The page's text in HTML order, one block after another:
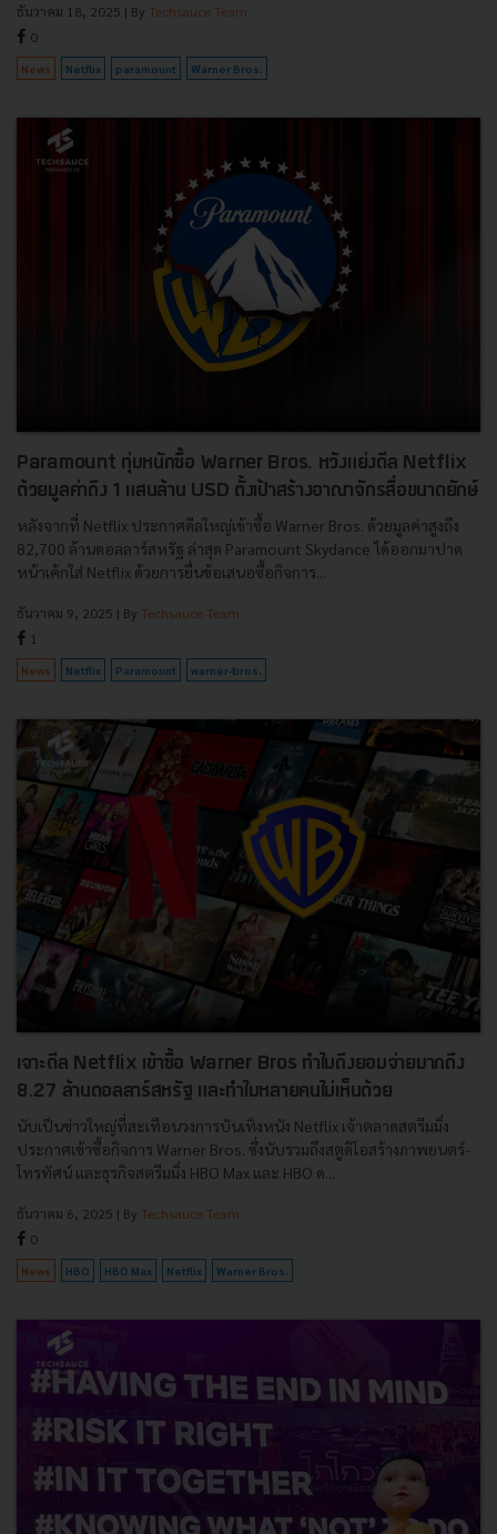
ธันวาคม 18, 2025 | By Techsauce Team
0
News Netflix paramount Warner Bros.
Paramount ทุ่มหนักซื้อ Warner Bros. หวังแย่งดีล Netflix
ด้วยมูลค่าถึง 1 แสนล้าน USD ตั้งเป้าสร้างอาณาจักรสื่อขนาดยักษ์
หลังจากที่ Netflix ประกาศดีลใหญ่เข้าซื้อ Warner Bros. ด้วยมูลค่าสูงถึง
82,700 ล้านดอลลาร์สหรัฐ ล่าสุด Paramount Skydance ได้ออกมาปาด
หน้าเค้กใส่ Netflix ด้วยการยื่นข้อเสนอซื้อกิจการ...
ธันวาคม 9, 2025 | By Techsauce Team
1
News Netflix Paramount warner-bros.
เจาะดีล Netflix เข้าซื้อ Warner Bros ทำไมถึงยอมจ่ายมากถึง
8.27 ล้านดอลลาร์สหรัฐ และทำไมหลายคนไม่เห็นด้วย
นับเป็นข่าวใหญ่ที่สะเทือนวงการบันเทิงหนัง Netflix เจ้าตลาดสตรีมมิ่ง
ประกาศเข้าซื้อกิจการ Warner Bros. ซึ่งนับรวมถึงสตูดิโอสร้างภาพยนตร์-
โทรทัศน์ และธุรกิจสตรีมมิ่ง HBO Max และ HBO ด...
ธันวาคม 6, 2025 | By Techsauce Team
0
News HBO HBO Max Netflix Warner Bros.